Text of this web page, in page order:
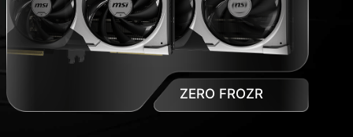
ZERO FROZR